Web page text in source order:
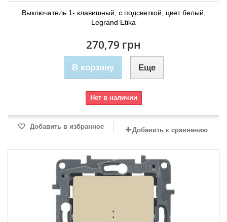
Выключатель 1- клавишный, с подсветкой, цвет белый,
Legrand Etika
270,79 грн
В корзину Еще
Нет в наличии
Добавить в избранное Добавить к сравнению